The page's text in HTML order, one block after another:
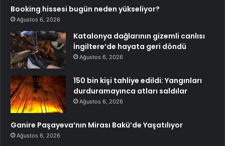
Booking hissesi bugün neden yükseliyor?
Ağustos 6, 2026
Katalonya dağlarının gizemli canlısı
İngiltere’de hayata geri döndü
Ağustos 6, 2026
150 bin kişi tahliye edildi: Yangınları
durduramayınca atları saldılar
Ağustos 6, 2026
Ganire Paşayeva’nın Mirası Bakü’de Yaşatılıyor
Ağustos 6, 2026